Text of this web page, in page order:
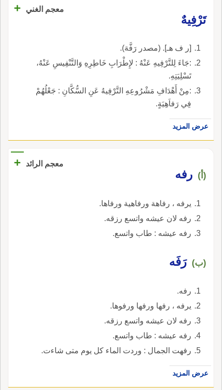
معجم الغني
+
تَرْفِيهٌ
[ر ف هـ]. (مصدر رَفَّهَ).
:جَاءَ لِلتَّرْفِيهِ عَنْهُ : لإِطْرَابِ خَاطِرِهِ وَالتَّنْفِيسِ عَنْهُ،
تَسْلِيَتِهِ.
:مِنْ أَهْدَافِ مَشْرُوعِهِ التَّرْفِيهُ عَنِ السُّكَّانِ : جَعْلُهُمْ
فِي رَفاَهِيَةٍ.
عرض المزيد
معجم الرائد +
(أ) رفه
يرفه ، رفاهة ورفاهية ورفاها.
رفه لان عيشه واتسع رزقه.
رفه عيشه : طاب واتسع.
(ب) رَفَه
رفه.
يرفه ، رفها ورفها ورفوها.
رفه لان عيشه واتسع رزقه.
رفه عيشه : طاب واتسع.
رفهت الجمال : وردت الماء كل يوم متى شاءت.
عرض المزيد